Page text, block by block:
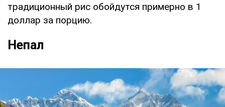
традиционный рис обойдутся примерно в 1
доллар за порцию.
Непал